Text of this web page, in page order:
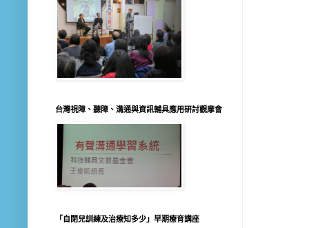
台灣視障、聽障、溝通與資訊輔具應用研討觀摩會
「自閉兒訓練及治療知多少」早期療育講座